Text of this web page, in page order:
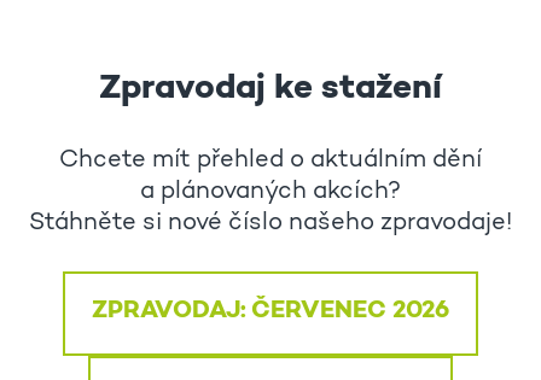
Zpravodaj ke stažení
Chcete mít přehled o aktuálním dění
a plánovaných akcích?
Stáhněte si nové číslo našeho zpravodaje!
ZPRAVODAJ: ČERVENEC 2026